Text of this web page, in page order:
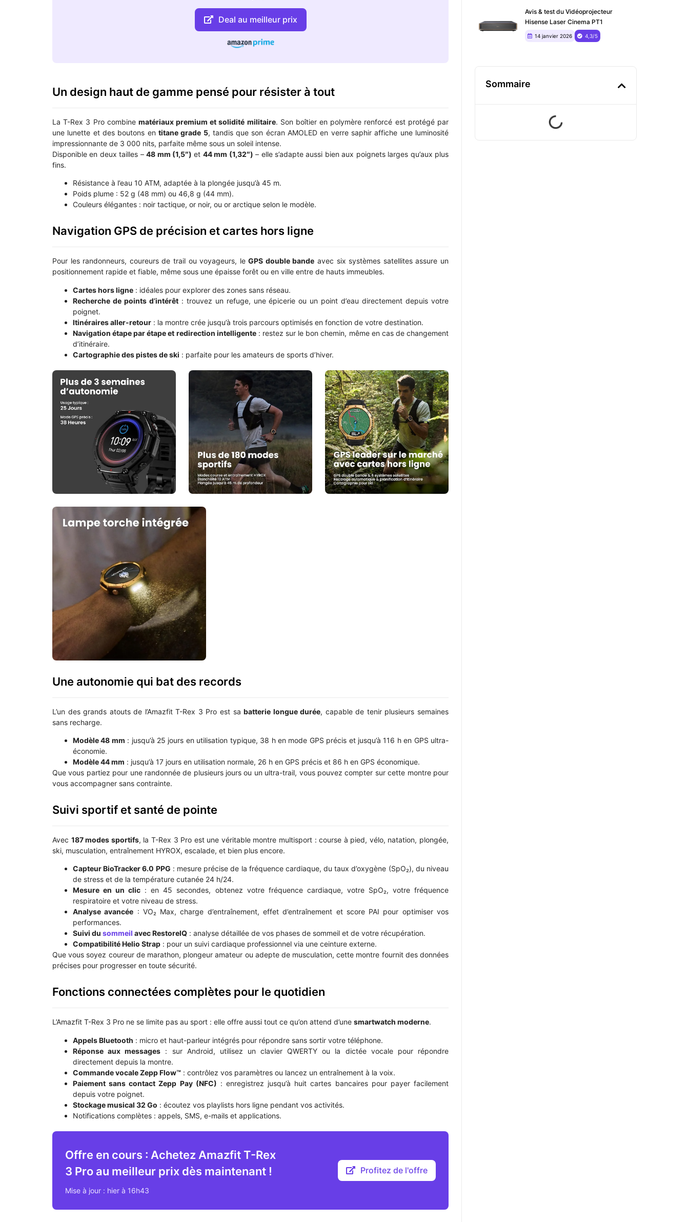
Deal au meilleur prix
Un design haut de gamme pensé pour résister à tout
La T-Rex 3 Pro combine matériaux premium et solidité militaire. Son boîtier en polymère renforcé est protégé par
une lunette et des boutons en titane grade 5, tandis que son écran AMOLED en verre saphir affiche une luminosité
impressionnante de 3 000 nits, parfaite même sous un soleil intense.
Disponible en deux tailles –48 mm (1,5″) et 44 mm (1,32″) – elle s’adapte aussi bien aux poignets larges qu’aux plus
fins.
Résistance à l’eau 10 ATM, adaptée à la plongée jusqu’à 45 m.
Poids plume : 52 g (48 mm) ou 46,8 g (44 mm).
Couleurs élégantes : noir tactique, or noir, ou or arctique selon le modèle.
Navigation GPS de précision et cartes hors ligne
Pour les randonneurs, coureurs de trail ou voyageurs, leGPS double bande avec six systèmes satellites assure un
positionnement rapide et fiable, même sous une épaisse forêt ou en ville entre de hauts immeubles.
Cartes hors ligne : idéales pour explorer des zones sans réseau.
Recherche de points d’intérêt: trouvez un refuge, une épicerie ou un point d’eau directement depuis votre
poignet.
Itinéraires aller-retour : la montre crée jusqu’à trois parcours optimisés en fonction de votre destination.
Navigation étape par étape et redirection intelligente: restez sur le bon chemin, même en cas de changement
d’itinéraire.
Cartographie des pistes de ski : parfaite pour les amateurs de sports d’hiver.
Une autonomie qui bat des records
L’un des grands atouts de l’Amazfit T-Rex 3 Pro est sabatterie longue durée, capable de tenir plusieurs semaines
sans recharge.
Modèle 48 mm : jusqu’à 25 jours en utilisation typique, 38 h en mode GPS précis et jusqu’à 116 h en GPS ultra-
économie.
Modèle 44 mm : jusqu’à 17 jours en utilisation normale, 26 h en GPS précis et 86 h en GPS économique.
Que vous partiez pour une randonnée de plusieurs jours ou un ultra-trail, vous pouvez compter sur cette montre pour
vous accompagner sans contrainte.
Suivi sportif et santé de pointe
Avec 187 modes sportifs, la T-Rex 3 Pro est une véritable montre multisport : course à pied, vélo, natation, plongée,
ski, musculation, entraînement HYROX, escalade, et bien plus encore.
Capteur BioTracker 6.0 PPG : mesure précise de la fréquence cardiaque, du taux d’oxygène (SpO₂), du niveau
de stress et de la température cutanée 24 h/24.
Mesure en un clic : en 45 secondes, obtenez votre fréquence cardiaque, votre SpO₂, votre fréquence
respiratoire et votre niveau de stress.
Analyse avancée : VO₂ Max, charge d’entraînement, effet d’entraînement et score PAI pour optimiser vos
performances.
Suivi du sommeil avec RestoreIQ : analyse détaillée de vos phases de sommeil et de votre récupération.
Compatibilité Helio Strap : pour un suivi cardiaque professionnel via une ceinture externe.
Que vous soyez coureur de marathon, plongeur amateur ou adepte de musculation, cette montre fournit des données
précises pour progresser en toute sécurité.
Fonctions connectées complètes pour le quotidien
L’Amazfit T-Rex 3 Pro ne se limite pas au sport : elle offre aussi tout ce qu’on attend d’une smartwatch moderne.
Appels Bluetooth : micro et haut-parleur intégrés pour répondre sans sortir votre téléphone.
Réponse aux messages : sur Android, utilisez un clavier QWERTY ou la dictée vocale pour répondre
directement depuis la montre.
Commande vocale Zepp Flow™ : contrôlez vos paramètres ou lancez un entraînement à la voix.
Paiement sans contact Zepp Pay (NFC) : enregistrez jusqu’à huit cartes bancaires pour payer facilement
depuis votre poignet.
Stockage musical 32 Go : écoutez vos playlists hors ligne pendant vos activités.
Notifications complètes : appels, SMS, e-mails et applications.
Offre en cours : Achetez Amazfit T-Rex
3 Pro au meilleur prix dès maintenant !
Mise à jour : hier à 16h43
Profitez de l'offre
Avis & test du ‎Vidéoprojecteur
Hisense Laser Cinema PT1
14 janvier 2026 4,3/5
Sommaire